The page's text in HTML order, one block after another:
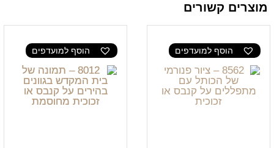
מוצרים קשורים
הוסף למועדפים הוסף למועדפים